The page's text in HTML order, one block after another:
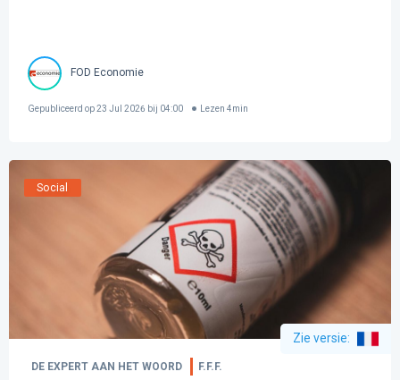
FOD Economie
Gepubliceerd op23 Jul 2026 bij 04:00 Lezen 4min
Social
Zie versie:
DE EXPERT AAN HET WOORD F.F.F.